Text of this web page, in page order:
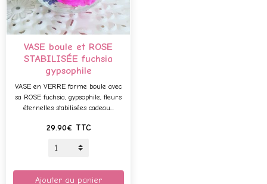
VASE boule et ROSE
STABILISÉE fuchsia
gypsophile
VASE en VERRE forme boule avec
sa ROSE fuchsia, gypsophile, fleurs
éternelles stabilisées cadeau...
29.90€ TTC
Ajouter au panier